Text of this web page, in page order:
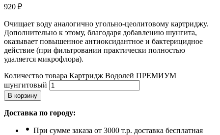
920 ₽
Очищает воду аналогично угольно-цеолитовому картриджу.
Дополнительно к этому, благодаря добавлению шунгита,
оказывает повышенное антиоксидантное и бактерицидное
действие (при фильтровании практически полностью
удаляется микрофлора).
Количество товара Картридж Водолей ПРЕМИУМ
шунгитовый
В корзину
Доставка по городу:
При сумме заказа от 3000 т.р. доставка бесплатная